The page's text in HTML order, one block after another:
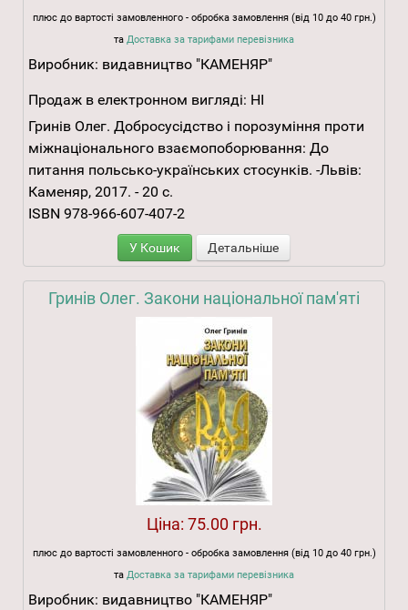
плюс до вартості замовленного - обробка замовлення (від 10 до 40 грн.)
та Доставка за тарифами перевізника
Виробник: видавництво "КАМЕНЯР"
Продаж в електронном вигляді: НІ
Гринів Олег. Добросусідство і порозуміння проти
міжнаціонального взаємопоборювання: До
питання польсько-українських стосунків. -Львів:
Каменяр, 2017. - 20 с.
ISBN 978-966-607-407-2
У Кошик Детальніше
Гринів Олег. Закони національної пам'яті
Ціна: 75.00 грн.
плюс до вартості замовленного - обробка замовлення (від 10 до 40 грн.)
та Доставка за тарифами перевізника
Виробник: видавництво "КАМЕНЯР"